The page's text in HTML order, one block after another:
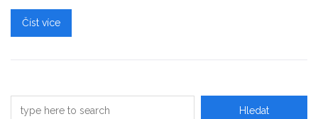
zubní praxi.
Číst více